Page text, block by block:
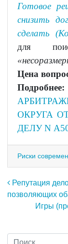
Готовое
снизить
сделать
для
Цена
ОКРУГА ОТ
ДЕЛУ N
Риски
Репутация
позволяющих
Игры